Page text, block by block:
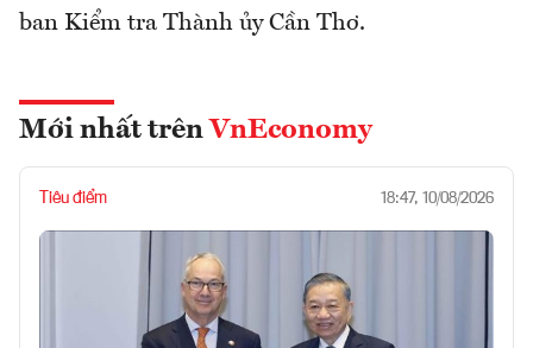
ban Kiểm tra Thành ủy Cần Thơ.
Mới nhất trên VnEconomy
Tiêu điểm 18:47, 10/08/2026